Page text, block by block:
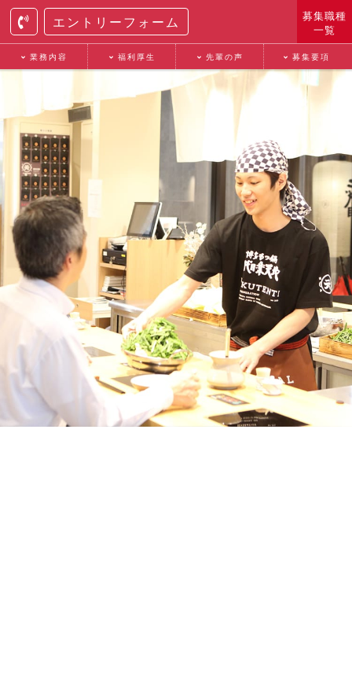
募集職種
一覧
エントリーフォーム
業務内容 福利厚生 先輩の声 募集要項